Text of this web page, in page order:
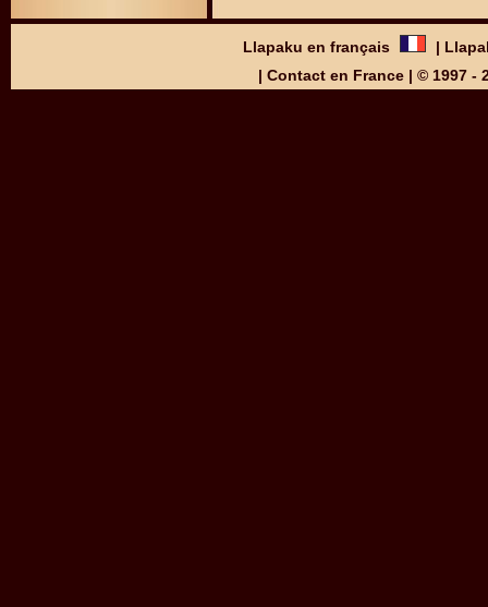
Llapaku en français |
| Contact en France| © 1997 -